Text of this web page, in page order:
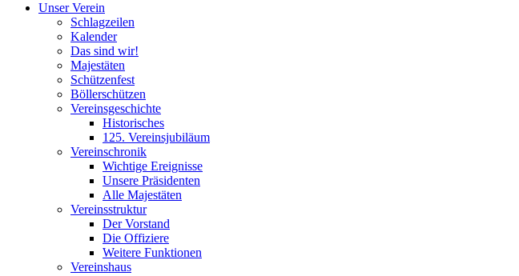
Unser Verein
Schlagzeilen
Kalender
Das sind wir!
Majestäten
Schützenfest
Böllerschützen
Vereinsgeschichte
Historisches
125. Vereinsjubiläum
Vereinschronik
Wichtige Ereignisse
Unsere Präsidenten
Alle Majestäten
Vereinsstruktur
Der Vorstand
Die Offiziere
Weitere Funktionen
Vereinshaus